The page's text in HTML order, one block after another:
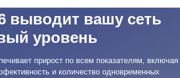
выводит вашу сеть
уровень
прирост по всем показателям, включая
и количество одновременных